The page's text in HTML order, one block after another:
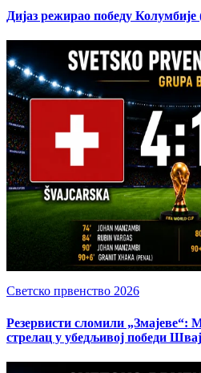
Дијаз режирао победу
Светско првенство 2026
Резервисти сломили „Змајеве“:
стрелац у убедљивој победи